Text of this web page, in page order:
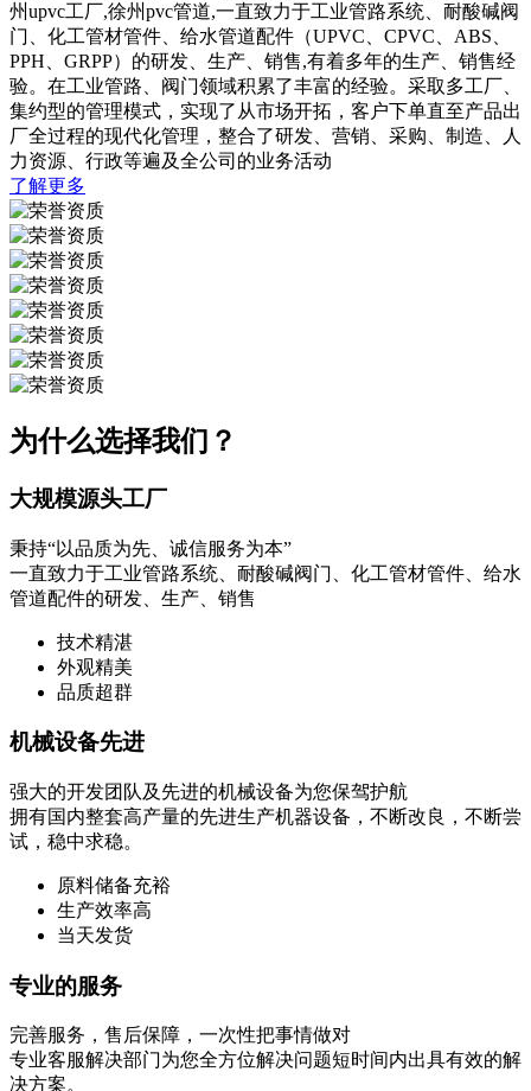
州upvc工厂,徐州pvc管道,一直致力于工业管路系统、耐酸碱阀
门、化工管材管件、给水管道配件（UPVC、CPVC、ABS、
PPH、GRPP）的研发、生产、销售,有着多年的生产、销售经
验。在工业管路、阀门领域积累了丰富的经验。采取多工厂、
集约型的管理模式，实现了从市场开拓，客户下单直至产品出
厂全过程的现代化管理，整合了研发、营销、采购、制造、人
力资源、行政等遍及全公司的业务活动
了解更多
为什么选择我们？
大规模源头工厂
秉持“以品质为先、诚信服务为本”
一直致力于工业管路系统、耐酸碱阀门、化工管材管件、给水
管道配件的研发、生产、销售
技术精湛
外观精美
品质超群
机械设备先进
强大的开发团队及先进的机械设备为您保驾护航
拥有国内整套高产量的先进生产机器设备，不断改良，不断尝
试，稳中求稳。
原料储备充裕
生产效率高
当天发货
专业的服务
完善服务，售后保障，一次性把事情做对
专业客服解决部门为您全方位解决问题短时间内出具有效的解
决方案。